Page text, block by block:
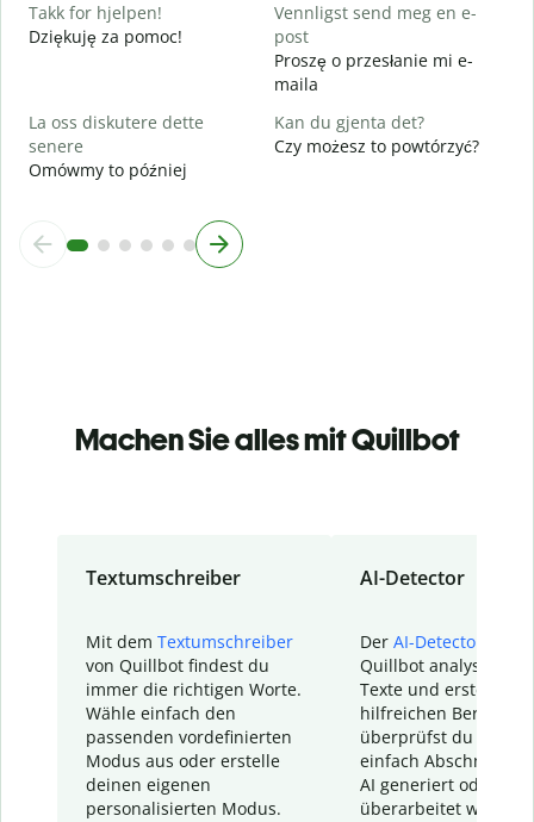
Takk for hjelpen!
Dziękuję za pomoc!
Vennligst send meg en e-
post
Proszę o przesłanie mi e-
maila
La oss diskutere dette
senere
Omówmy to później
Kan du gjenta det?
Czy możesz to powtórzyć?
Machen Sie alles mit Quillbot
Textumschreiber
Mit dem Textumschreiber
von Quillbot findest du
immer die richtigen Worte.
Wähle einfach den
passenden vordefinierten
Modus aus oder erstelle
deinen eigenen
personalisierten Modus.
AI-Detector
Der AI-Detector
Quillbot analysiert
Texte und erstellt
hilfreichen Bericht.
überprüfst du
einfach Abschnitte,
AI generiert oder
überarbeitet wurden.